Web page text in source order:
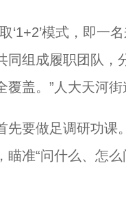
模式，即一
同组成履职团队，
盖。”人大天河街
要做足调研功课
准“问什么、怎